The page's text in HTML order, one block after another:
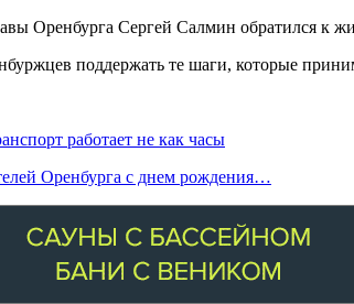
Оренбурга Сергей Салмин обратился к
работает не как часы
Оренбурга с днем рождения…